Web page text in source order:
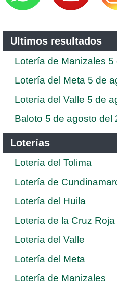
Ultimos resultados
Lotería de Manizales
Lotería del Meta 5 de
Lotería del Valle 5 de
Baloto 5 de agosto del
Loterías
Lotería del Tolima
Lotería de
Lotería del Huila
Lotería de la Cruz Roja
Lotería del Valle
Lotería del Meta
Lotería de Manizales